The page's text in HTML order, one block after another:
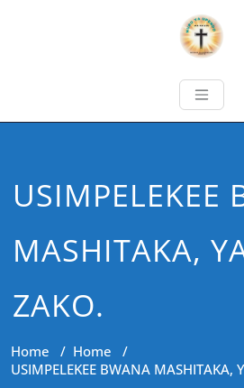
USIMPELEKEE
MASHITAKA,
ZAKO.
Home / Home /
USIMPELEKEE BWANA MASHITAKA,